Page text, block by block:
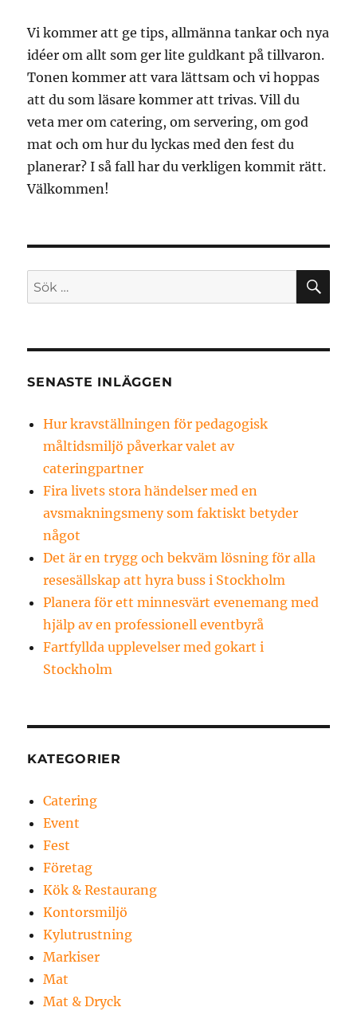
Vi kommer att ge tips, allmänna tankar och nya
idéer om allt som ger lite guldkant på tillvaron.
Tonen kommer att vara lättsam och vi hoppas
att du som läsare kommer att trivas. Vill du
veta mer om catering, om servering, om god
mat och om hur du lyckas med den fest du
planerar? I så fall har du verkligen kommit rätt.
Välkommen!
Sök
efter:
SENASTE INLÄGGEN
Hur kravställningen för pedagogisk
måltidsmiljö påverkar valet av
cateringpartner
Fira livets stora händelser med en
avsmakningsmeny som faktiskt betyder
något
Det är en trygg och bekväm lösning för alla
resesällskap att hyra buss i Stockholm
Planera för ett minnesvärt evenemang med
hjälp av en professionell eventbyrå
Fartfyllda upplevelser med gokart i
Stockholm
KATEGORIER
Catering
Event
Fest
Företag
Kök & Restaurang
Kontorsmiljö
Kylutrustning
Markiser
Mat
Mat & Dryck